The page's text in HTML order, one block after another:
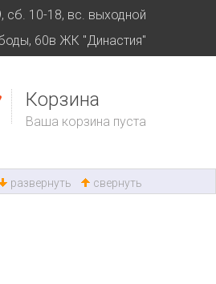
сб. 10-18, вс. выходной
60в ЖК "Династия"
Корзина
Ваша корзина пуста
развернуть свернуть